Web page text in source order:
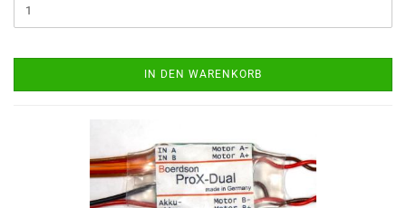
IN DEN WARENKORB